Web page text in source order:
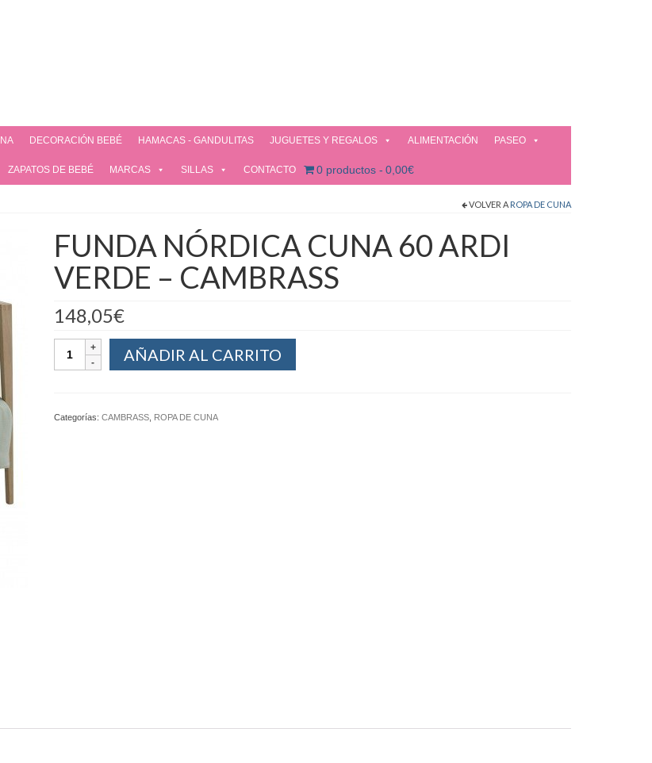
DECORACIÓN BEBÉ HAMACAS - GANDULITAS JUGUETES Y REGALOS ALIMENTACIÓN PASEO
ZAPATOS DE BEBÉ MARCAS SILLAS CONTACTO 0 productos 0,00€
VOLVER A ROPA DE CUNA
FUNDA NÓRDICA CUNA 60 ARDI
VERDE – CAMBRASS
148,05€
AÑADIR AL CARRITO
Categorías: CAMBRASS, ROPA DE CUNA